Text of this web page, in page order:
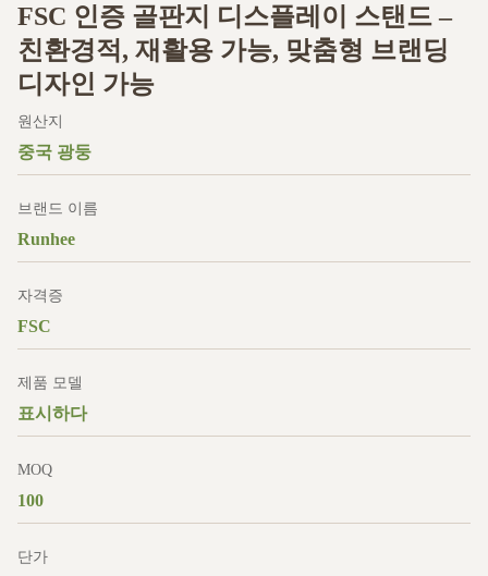
FSC 인증 골판지 디스플레이 스탠드 –
친환경적, 재활용 가능, 맞춤형 브랜딩
디자인 가능
원산지
중국 광둥
브랜드 이름
Runhee
자격증
FSC
제품 모델
표시하다
MOQ
100
단가